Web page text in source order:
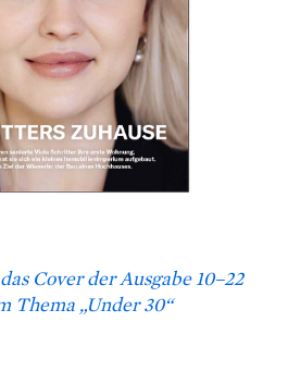
Cover der Ausgabe 10–22
Thema „Under 30“